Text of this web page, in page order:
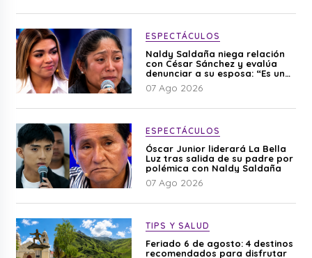
ESPECTÁCULOS
Naldy Saldaña niega relación
con César Sánchez y evalúa
denunciar a su esposa: “Es una
difamación”
07 Ago 2026
ESPECTÁCULOS
Óscar Junior liderará La Bella
Luz tras salida de su padre por
polémica con Naldy Saldaña
07 Ago 2026
TIPS Y SALUD
Feriado 6 de agosto: 4 destinos
recomendados para disfrutar